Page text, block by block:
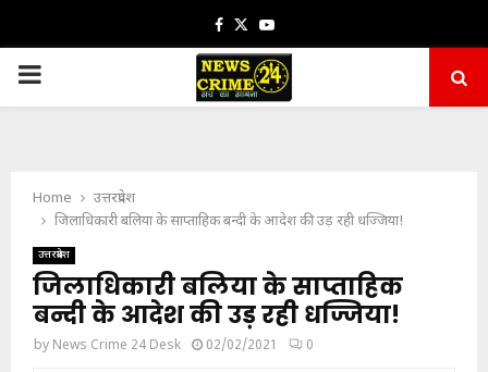
Facebook
TwitterYoutube
PRIMARY
Home
उत्तरप्रदेश
जिलाधिकारी बलिया के साप्ताहिक बन्दी के आदेश की उड़ रही धज्जिया!
उत्तरप्रदेश
जिलाधिकारी बलिया के साप्ताहिक
बन्दी के आदेश की उड़ रही धज्जिया!
by News Crime 24 Desk 02/02/2021 0